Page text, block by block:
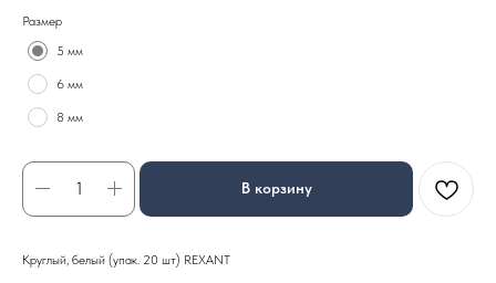
Размер
5 мм
6 мм
8 мм
В корзину
Круглый, белый (упак. 20 шт) REXANT